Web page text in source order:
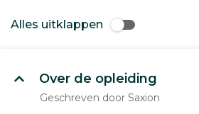
Alles uitklappen
Over de opleiding
Geschreven door Saxion